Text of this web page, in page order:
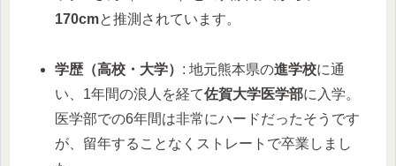
170cmと推測されています。
学歴（高校・大学） : 地元熊本県の進学校に通
い、1年間の浪人を経て佐賀大学医学部に入学。
医学部での6年間は非常にハードだったそうです
が、留年することなくストレートで卒業しまし